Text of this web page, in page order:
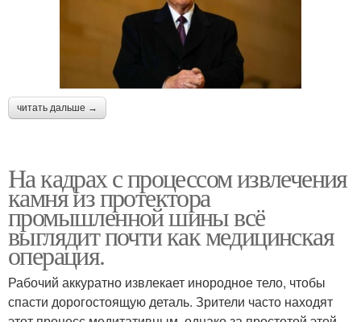
читать дальше →
На кадрах с процессом извлечения
камня из протектора
промышленной шины всё
выглядит почти как медицинская
операция.
Рабочий аккуратно извлекает инородное тело, чтобы
спасти дорогостоящую деталь. Зрители часто находят